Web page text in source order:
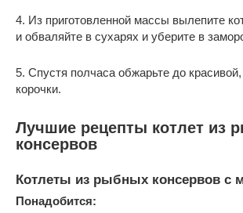
4. Из приготовленной массы вылепите
и обваляйте в сухарях и уберите в
5. Спустя полчаса обжарьте до
корочки.
Лучшие рецепты котлет из
консервов
Котлеты из рыбных консервов с
Понадобится: